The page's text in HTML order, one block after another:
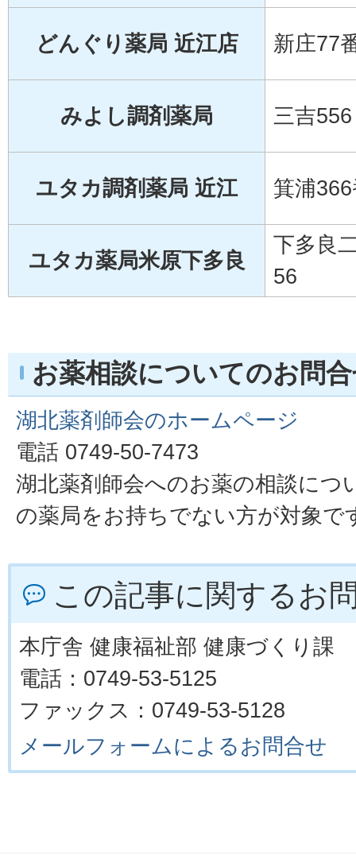
どんぐり薬局 近江店 新庄77
みよし調剤薬局 三吉556
ユタカ調剤薬局 近江 箕浦
ユタカ薬局米原下多良
下多良
56
お薬相談についてのお問
湖北薬剤師会のホームページ
電話 0749-50-7473
湖北薬剤師会へのお薬の相談につ
の薬局をお持ちでない方が対象で
この記事に関するお
本庁舎 健康福祉部 健康づくり課
電話：0749-53-5125
ファックス：0749-53-5128
メールフォームによるお問合せ